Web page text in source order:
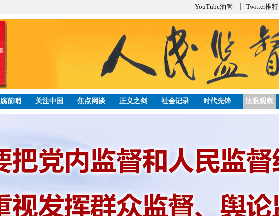
YouTube油管 Twitter推特
前哨 关注中国 焦点网谈 正义之剑 社会记录 时代先锋 法眼观察